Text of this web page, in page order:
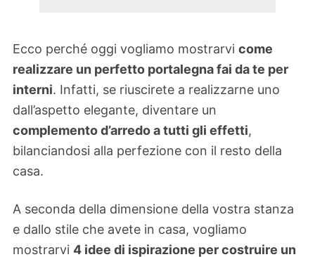
Ecco perché oggi vogliamo mostrarvi come
realizzare un perfetto portalegna fai da te per
interni. Infatti, se riuscirete a realizzarne uno
dall’aspetto elegante, diventare un
complemento d’arredo a tutti gli effetti,
bilanciandosi alla perfezione con il resto della
casa.
A seconda della dimensione della vostra stanza
e dallo stile che avete in casa, vogliamo
mostrarvi 4 idee di ispirazione per costruire un